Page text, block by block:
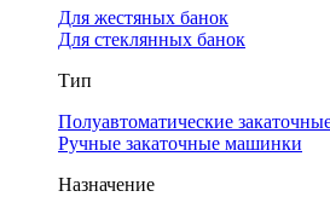
Для жестяных банок
Для стеклянных банок
Тип
Полуавтоматические
Ручные закаточные машинки
Назначение